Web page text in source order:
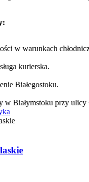
w warunkach
kurierska.
Białegostoku.
w Białymstoku przy